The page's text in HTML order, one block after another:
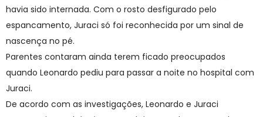
havia sido internada. Com o rosto desfigurado pelo
espancamento, Juraci só foi reconhecida por um sinal de
nascença no pé.
Parentes contaram ainda terem ficado preocupados
quando Leonardo pediu para passar a noite no hospital com
Juraci.
De acordo com as investigações, Leonardo e Juraci